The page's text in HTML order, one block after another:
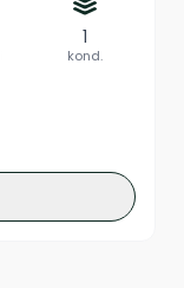
1
kond.